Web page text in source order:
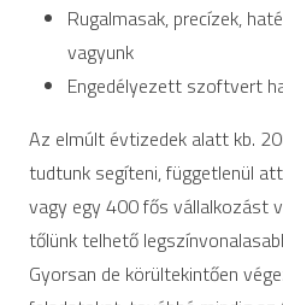
Rugalmasak, precízek,
vagyunk
Engedélyezett szoftvert
Az elmúlt évtizedek alatt kb.
tudtunk segíteni, függetlenül
vagy egy 400 fős vállalkozást
tőlünk telhető
Gyorsan de körültekintően